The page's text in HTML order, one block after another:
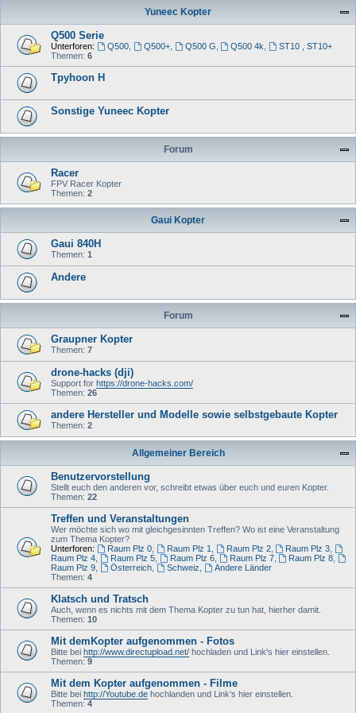
Yuneec Kopter
Q500 Serie
Unterforen: Q500, Q500+, Q500 G Q500 4k
ST10 , ST10+
Themen: 6
Tpyhoon H
Sonstige Yuneec Kopter
Forum
Racer
FPV Racer Kopter
Themen: 2
Gaui Kopter
Gaui 840H
Themen: 1
Andere
Forum
Graupner Kopter
Themen: 7
drone-hacks (dji)
Support for https://drone-hacks.com/
Themen: 26
andere Hersteller und Modelle sowie selbstgebaute Kopter
Themen: 2
Allgemeiner Bereich
Benutzervorstellung
Stellt euch den anderen vor, schreibt etwas über euch und euren Kopter.
Themen: 22
Treffen und Veranstaltungen
Wer möchte sich wo mit gleichgesinnten Treffen? Wo ist eine Veranstaltung
zum Thema Kopter?
Unterforen:
Raum Plz 0, Raum Plz 1 Raum Plz 2, Raum Plz 3
Raum Plz 4
Raum Plz 5, Raum Plz 6, Raum Plz 7, Raum Plz 8
Raum Plz 9
Österreich, Schweiz
Andere Länder
Themen: 4
Klatsch und Tratsch
Auch, wenn es nichts mit dem Thema Kopter zu tun hat, hierher damit.
Themen: 10
Mit demKopter aufgenommen - Fotos
Bitte bei http://www.directupload.net/ hochladen und Link's hier einstellen.
Themen: 9
Mit dem Kopter aufgenommen - Filme
Bitte bei http://Youtube.de hochlanden und Link's hier einstellen.
Themen: 4